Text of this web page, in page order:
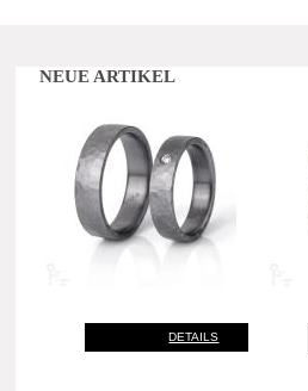
NEUE ARTIKEL
DETAILS